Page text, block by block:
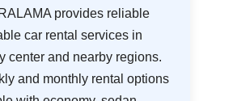
provides reliable
car rental services in
center and nearby regions.
and monthly rental options